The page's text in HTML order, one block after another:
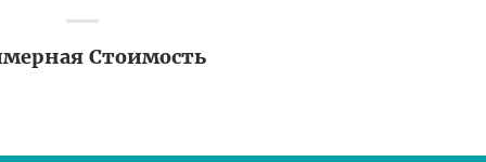
Стоимость